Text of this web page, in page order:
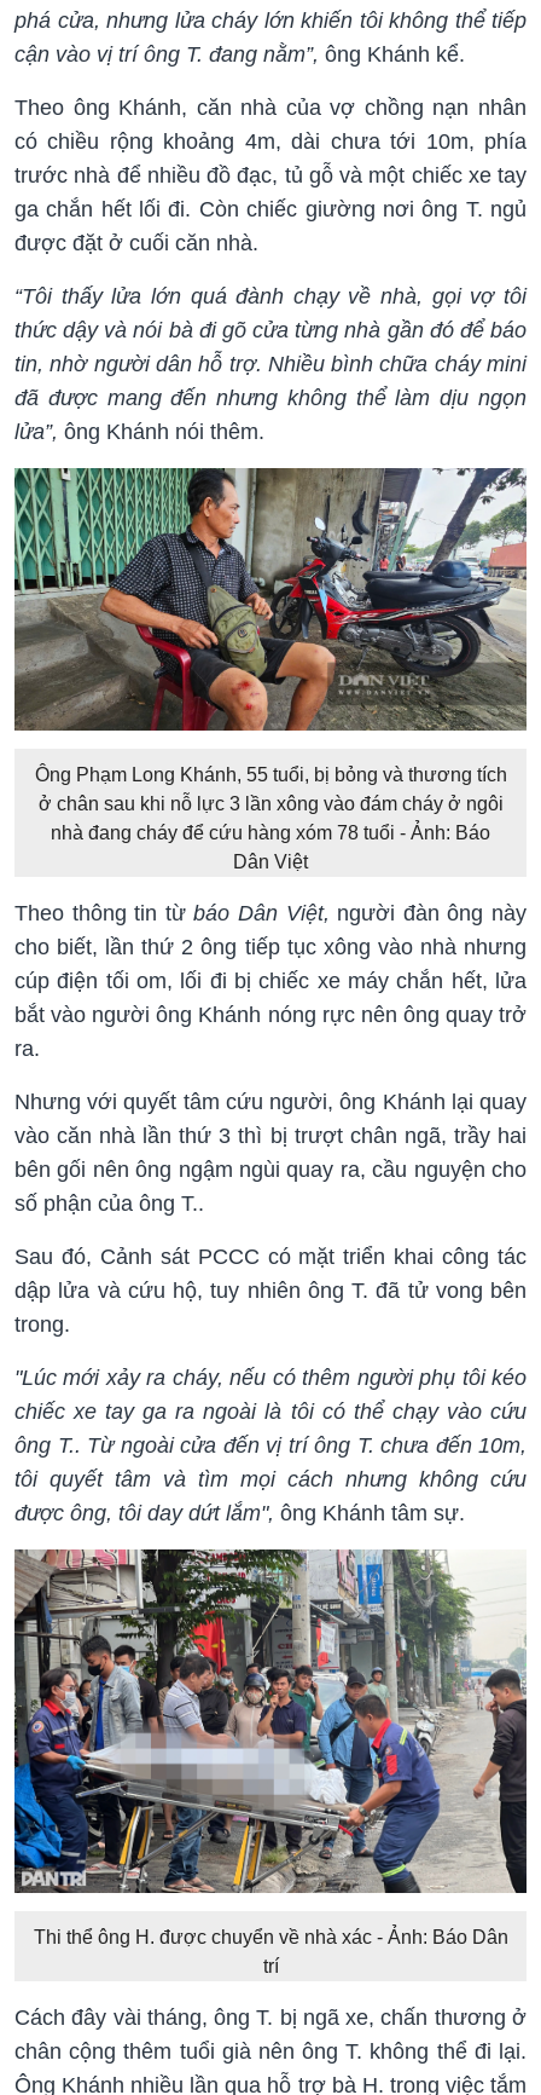
phá cửa, nhưng lửa cháy lớn khiến tôi không thể tiếp
cận vào vị trí ông T. đang nằm”, ông Khánh kể.
Theo ông Khánh, căn nhà của vợ chồng nạn nhân
có chiều rộng khoảng 4m, dài chưa tới 10m, phía
trước nhà để nhiều đồ đạc, tủ gỗ và một chiếc xe tay
ga chắn hết lối đi. Còn chiếc giường nơi ông T. ngủ
được đặt ở cuối căn nhà.
“Tôi thấy lửa lớn quá đành chạy về nhà, gọi vợ tôi
thức dậy và nói bà đi gõ cửa từng nhà gần đó để báo
tin, nhờ người dân hỗ trợ. Nhiều bình chữa cháy mini
đã được mang đến nhưng không thể làm dịu ngọn
lửa”, ông Khánh nói thêm.
Ông Phạm Long Khánh, 55 tuổi, bị bỏng và thương tích
ở chân sau khi nỗ lực 3 lần xông vào đám cháy ở ngôi
nhà đang cháy để cứu hàng xóm 78 tuổi - Ảnh: Báo
Dân Việt
Theo thông tin từbáo Dân Việt, người đàn ông này
cho biết, lần thứ 2 ông tiếp tục xông vào nhà nhưng
cúp điện tối om, lối đi bị chiếc xe máy chắn hết, lửa
bắt vào người ông Khánh nóng rực nên ông quay trở
ra.
Nhưng với quyết tâm cứu người, ông Khánh lại quay
vào căn nhà lần thứ 3 thì bị trượt chân ngã, trầy hai
bên gối nên ông ngậm ngùi quay ra, cầu nguyện cho
số phận của ông T..
Sau đó, Cảnh sát PCCC có mặt triển khai công tác
dập lửa và cứu hộ, tuy nhiên ông T. đã tử vong bên
trong.
"Lúc mới xảy ra cháy, nếu có thêm người phụ tôi kéo
chiếc xe tay ga ra ngoài là tôi có thể chạy vào cứu
ông T.. Từ ngoài cửa đến vị trí ông T. chưa đến 10m,
tôi quyết tâm và tìm mọi cách nhưng không cứu
được ông, tôi day dứt lắm", ông Khánh tâm sự.
Thi thể ông H. được chuyển về nhà xác - Ảnh: Báo Dân
trí
Cách đây vài tháng, ông T. bị ngã xe, chấn thương ở
chân cộng thêm tuổi già nên ông T. không thể đi lại.
Ông Khánh nhiều lần qua hỗ trợ bà H. trong việc tắm